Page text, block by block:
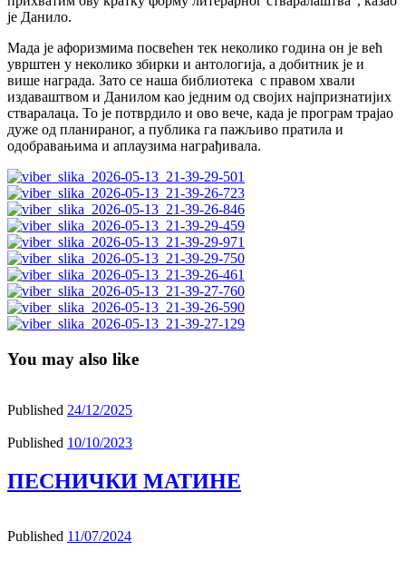
је Данило.
Мада је афоризмима посвећен тек неколико година он је већ
уврштен у неколико збирки и антологија, а добитник је и
више награда. Зато се наша библиотека с правом хвали
издаваштвом и Данилом као једним од својих најпризнатијих
стваралаца. То је потврдило и ово вече, када је програм трајао
дуже од планираног, а публика га пажљиво пратила и
одобравањима и аплаузима награђивала.
You may also like
Published 24/12/2025
Published 10/10/2023
ПЕСНИЧКИ МАТИНЕ
Published 11/07/2024